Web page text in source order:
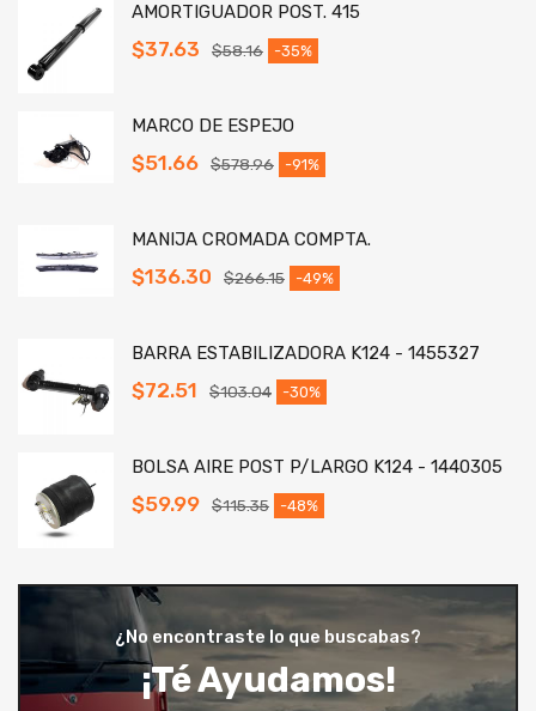
AMORTIGUADOR POST. 415
$58.16
$37.63 -35%
MARCO DE ESPEJO
$578.96
$51.66 -91%
MANIJA CROMADA COMPTA.
$266.15
$136.30 -49%
BARRA ESTABILIZADORA K124 - 1455327
$103.04
$72.51 -30%
BOLSA AIRE POST P/LARGO K124 - 1440305
$115.35
$59.99 -48%
¿No encontraste lo que buscabas?
¡Té Ayudamos!